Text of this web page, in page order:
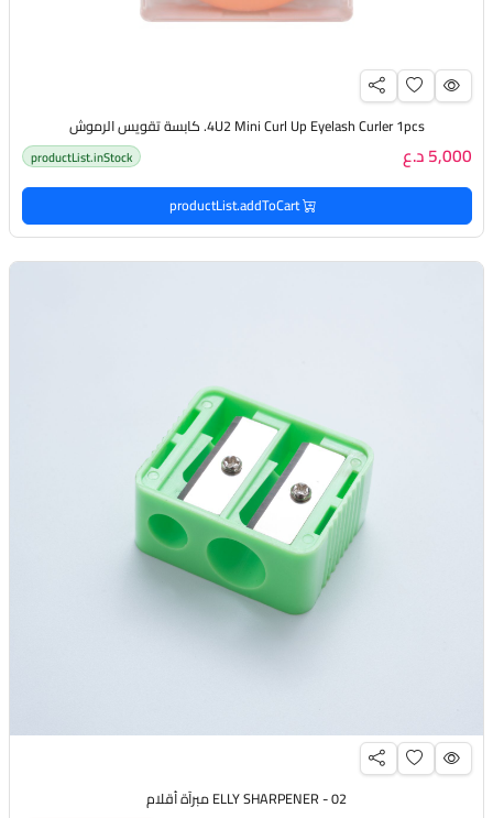
4U2 Mini Curl Up Eyelash Curler 1pcs. كابسة تقويس الرموش
5,000 د.ع productList.inStock
productList.addToCart
ELLY SHARPENER - 02 مبرآة أقلام